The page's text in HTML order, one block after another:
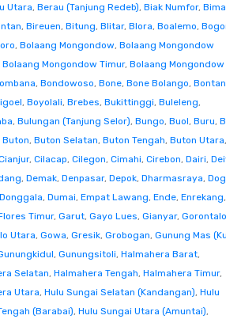
Utara, Berau (Tanjung Redeb), Biak Numfor, Bima
, Bireuen, Bitung, Blitar, Blora, Boalemo,
, Bolaang Mongondow, Bolaang Mongondow
Bolaang Mongondow Timur, Bolaang Mongondow
, Bondowoso, Bone, Bone Bolango,
, Boyolali, Brebes, Bukittinggi, Buleleng,
, Bulungan (Tanjung Selor), Bungo, Buol, Buru,
Buton, Buton Selatan, Buton Tengah, Buton Utara,
, Cilacap, Cilegon, Cimahi, Cirebon, Dairi,
, Demak, Denpasar, Depok, Dharmasraya,
Donggala, Dumai, Empat Lawang, Ende, Enrekang,
Timur, Garut, Gayo Lues, Gianyar, Gorontalo
Utara, Gowa, Gresik, Grobogan, Gunung Mas
, Gunungsitoli, Halmahera Barat,
Selatan, Halmahera Tengah, Halmahera Timur,
Utara, Hulu Sungai Selatan (Kandangan), Hulu
(Barabai), Hulu Sungai Utara (Amuntai),